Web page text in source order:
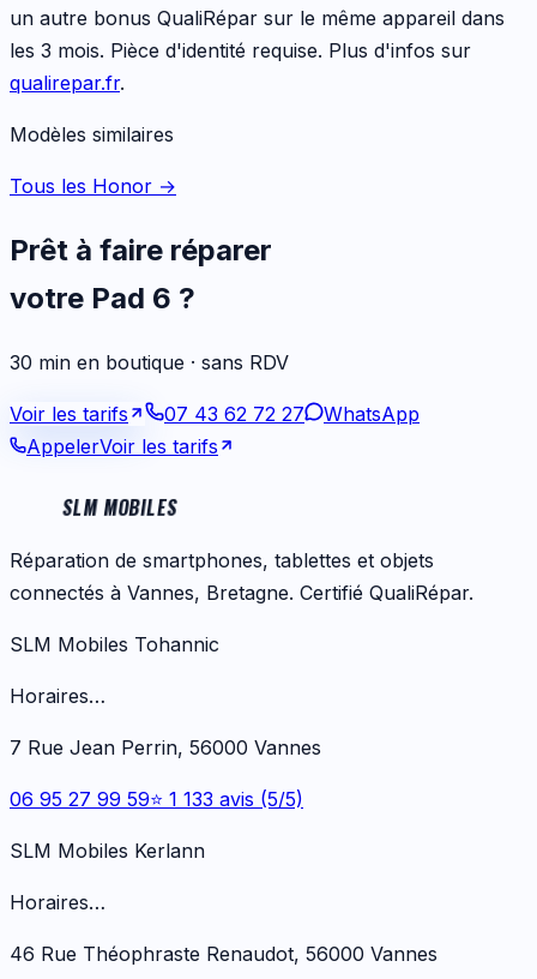
un autre bonus QualiRépar sur le même appareil dans
les 3 mois. Pièce d'identité requise. Plus d'infos sur
qualirepar.fr.
Modèles similaires
Tous les Honor →
Prêt à faire réparer
votre Pad 6 ?
30 min en boutique · sans RDV
Voir les tarifs 07 43 62 72 27
WhatsApp
AppelerVoir les tarifs
SLM MOBILES
Réparation de smartphones, tablettes et objets
connectés à Vannes, Bretagne. Certifié QualiRépar.
SLM Mobiles Tohannic
Horaires…
7 Rue Jean Perrin, 56000 Vannes
06 95 27 99 59⭐ 1 133 avis (5/5)
SLM Mobiles Kerlann
Horaires…
46 Rue Théophraste Renaudot, 56000 Vannes